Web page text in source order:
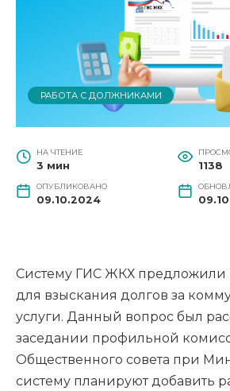
РАБОТА С ДОЛЖНИКАМИ
НА ЧТЕНИЕ
3 мин 1138
ОПУБЛИКОВАНО
09.10.2024
Систему ГИС ЖКХ предложили
для взыскания долгов за
услуги. Данный вопрос был
заседании профильной
Общественного совета при
систему планируют добавить